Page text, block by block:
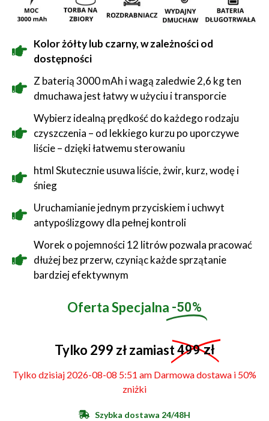
Kolor żółty lub czarny, w zależności od
dostępności
Z baterią 3000 mAh i wagą zaledwie 2,6 kg ten
dmuchawa jest łatwy w użyciu i transporcie
Wybierz idealną prędkość do każdego rodzaju
czyszczenia – od lekkiego kurzu po uporczywe
liście – dzięki łatwemu sterowaniu
html Skutecznie usuwa liście, żwir, kurz, wodę i
śnieg
Uruchamianie jednym przyciskiem i uchwyt
antypoślizgowy dla pełnej kontroli
Worek o pojemności 12 litrów pozwala pracować
dłużej bez przerw, czyniąc każde sprzątanie
bardziej efektywnym
Oferta Specjalna -50%
Tylko 299 zł zamiast499 zł
Tylko dzisiaj 2026-08-08 5:51 am Darmowa dostawa i 50%
zniżki
Szybka dostawa 24/48H